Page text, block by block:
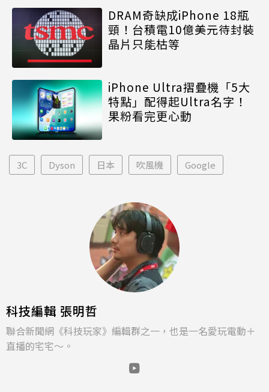
DRAM奇缺成iPhone 18瓶
頸！台積電10億美元待封裝
晶片只能枯等
iPhone Ultra摺疊機「5大
特點」配得起Ultra名字！
果粉看完更心動
3C Dyson 日本 吹風機 Google
科技編輯 張明哲
聯合新聞網《科技玩家》編輯群之一，也是一名愛玩電動＋
直播的宅宅～。